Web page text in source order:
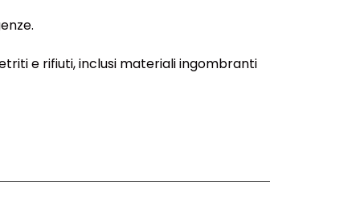
e rifiuti, inclusi materiali ingombranti